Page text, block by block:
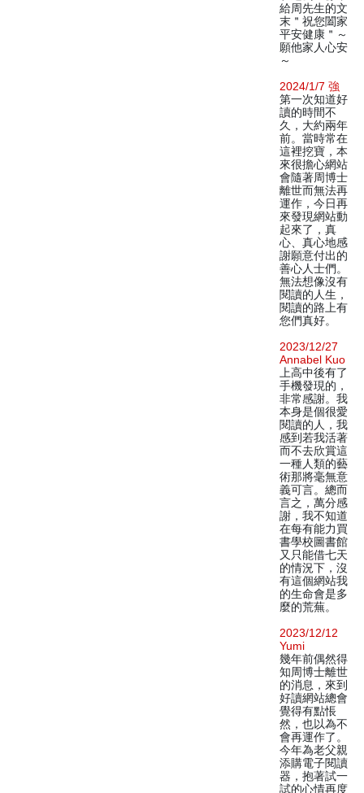
給周先生的文
末＂祝您闔家
平安健康＂～
願他家人心安
～
2024/1/7 強
第一次知道好
讀的時間不
久，大約兩年
前。當時常在
這裡挖寶，本
來很擔心網站
會隨著周博士
離世而無法再
運作，今日再
來發現網站動
起來了，真
心、真心地感
謝願意付出的
善心人士們。
無法想像沒有
閱讀的人生，
閱讀的路上有
您們真好。
2023/12/27
Annabel Kuo
上高中後有了
手機發現的，
非常感謝。我
本身是個很愛
閱讀的人，我
感到若我活著
而不去欣賞這
一種人類的藝
術那將毫無意
義可言。總而
言之，萬分感
謝，我不知道
在每有能力買
書學校圖書館
又只能借七天
的情況下，沒
有這個網站我
的生命會是多
麼的荒蕪。
2023/12/12
Yumi
幾年前偶然得
知周博士離世
的消息，來到
好讀網站總會
覺得有點悵
然，也以為不
會再運作了。
今年為老父親
添購電子閱讀
器，抱著試一
試的心情再度